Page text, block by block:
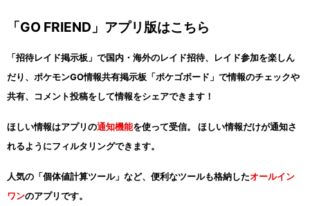
「GO FRIEND」アプリ版はこちら
「招待レイド掲示板」で国内・海外のレイド招待、レイド参加を楽しん
だり、ポケモンGO情報共有掲示板「ポケゴボード」で情報のチェックや
共有、コメント投稿をして情報をシェアできます！
ほしい情報はアプリの通知機能を使って受信。 ほしい情報だけが通知さ
れるようにフィルタリングできます。
人気の「個体値計算ツール」など、便利なツールも格納したオールイン
ワンのアプリです。